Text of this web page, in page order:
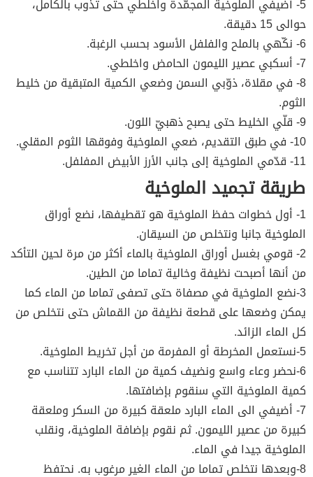
5- أضيفي الملوخية المجمّدة واخلطي حتى تذوب بالكامل،
حوالى 15 دقيقة.
6- نكّهي بالملح والفلفل الأسود بحسب الرغبة.
7- أسكبي عصير الليمون الحامض واخلطي.
8- في مقلاة، ذوّبي السمن وضعي الكمية المتبقية من خليط
الثوم.
9- قلّي الخليط حتى يصبح ذهبيّ اللون.
10- في طبق التقديم، ضعي الملوخية وفوقها الثوم المقلي.
11- قدّمي الملوخية إلى جانب الأرز الأبيض المفلفل.
طريقة تجميد الملوخية
1- أول خطوات حفظ الملوخية هو تقطيفها، نضع أوراق
الملوخية جانبا ونتخلص من السيقان.
2- قومي بغسل أوراق الملوخية بالماء أكثر من مرة لحين التأكد
من أنها أصبحت نظيفة وخالية تماما من الطين.
3-نضع الملوخية في مصفاة حتى تصفى تماما من الماء كما
يمكن وضعها على قطعة نظيفة من القماش حتى نتخلص من
كل الماء الزائد.
5-نستعمل المخرطة أو المفرمة من أجل تخريط الملوخية.
6-نحضر وعاء واسع ونضيف كمية من الماء البارد تتناسب مع
كمية الملوخية التي سنقوم بإضافتها.
7- أضيفي الى الماء البارد ملعقة كبيرة من السكر وملعقة
كبيرة من عصير الليمون. ثم نقوم بإضافة الملوخية، ونقلب
الملوخية جيدا في الماء.
8-وبعدها نتخلص تماما من الماء الغير مرغوب به. نحتفظ